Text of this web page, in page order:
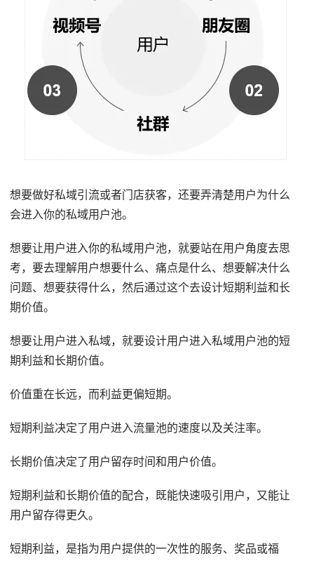
想要做好私域引流或者门店获客，还要弄清楚用户为什么
会进入你的私域用户池。
想要让用户进入你的私域用户池，就要站在用户角度去思
考，要去理解用户想要什么、痛点是什么、想要解决什么
问题、想要获得什么，然后通过这个去设计短期利益和长
期价值。
想要让用户进入私域，就要设计用户进入私域用户池的短
期利益和长期价值。
价值重在长远，而利益更偏短期。
短期利益决定了用户进入流量池的速度以及关注率。
长期价值决定了用户留存时间和用户价值。
短期利益和长期价值的配合，既能快速吸引用户，又能让
用户留存得更久。
短期利益，是指为用户提供的一次性的服务、奖品或福